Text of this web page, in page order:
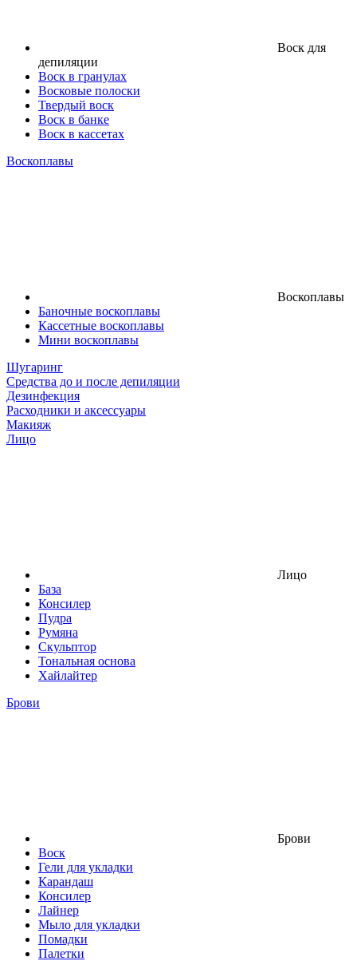
Воск для
депиляции
Воск в гранулах
Восковые полоски
Твердый воск
Воск в банке
Воск в кассетах
Воскоплавы
Воскоплавы
Баночные воскоплавы
Кассетные воскоплавы
Мини воскоплавы
Шугаринг
Средства до и после депиляции
Дезинфекция
Расходники и аксессуары
Макияж
Лицо
Лицо
База
Консилер
Пудра
Румяна
Скульптор
Тональная основа
Хайлайтер
Брови
Брови
Воск
Гели для укладки
Карандаш
Консилер
Лайнер
Мыло для укладки
Помадки
Палетки